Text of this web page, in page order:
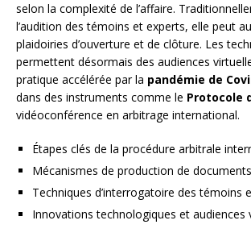
selon la complexité de l’affaire.
l’audition des témoins et experts, elle peut
plaidoiries d’ouverture et de clôture. Les
permettent désormais des audiences
pratique accélérée par la pandémie de
dans des instruments comme le Protocole
vidéoconférence en arbitrage international.
Étapes clés de la procédure arbitrale
Mécanismes de production de documents
Techniques d’interrogatoire des témoins
Innovations technologiques et audiences